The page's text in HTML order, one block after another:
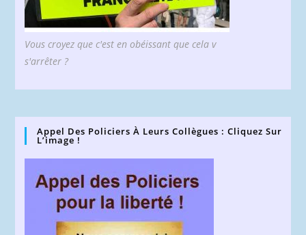
Vous croyez que c'est en obéissant que cela v
s'arrêter ?
Appel Des Policiers À Leurs Collègues : Cliquez Sur
L’image !